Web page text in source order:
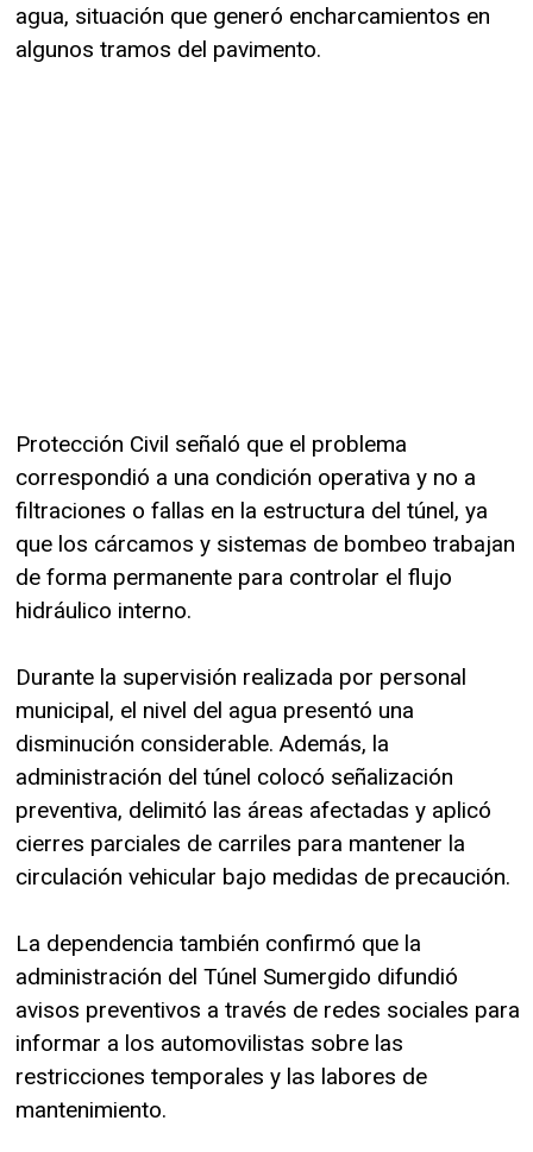
agua, situación que generó encharcamientos en
algunos tramos del pavimento.
Protección Civil señaló que el problema
correspondió a una condición operativa y no a
filtraciones o fallas en la estructura del túnel, ya
que los cárcamos y sistemas de bombeo trabajan
de forma permanente para controlar el flujo
hidráulico interno.
Durante la supervisión realizada por personal
municipal, el nivel del agua presentó una
disminución considerable. Además, la
administración del túnel colocó señalización
preventiva, delimitó las áreas afectadas y aplicó
cierres parciales de carriles para mantener la
circulación vehicular bajo medidas de precaución.
La dependencia también confirmó que la
administración del Túnel Sumergido difundió
avisos preventivos a través de redes sociales para
informar a los automovilistas sobre las
restricciones temporales y las labores de
mantenimiento.